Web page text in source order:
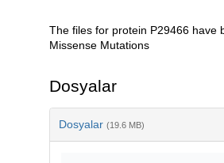
Açıklama
The files for protein P29466 have
Missense Mutations
Dosyalar
Dosyalar (19.6 MB)